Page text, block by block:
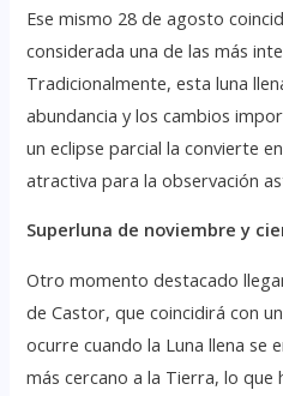
Ese mismo 28 de agosto
considerada una de las más
Tradicionalmente, esta luna
abundancia y los cambios
un eclipse parcial la convierte
atractiva para la observación
Superluna de noviembre y
Otro momento destacado
de Castor, que coincidirá con
ocurre cuando la Luna llena se
más cercano a la Tierra, lo que